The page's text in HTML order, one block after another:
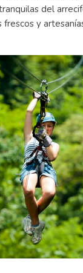
del
frescos y